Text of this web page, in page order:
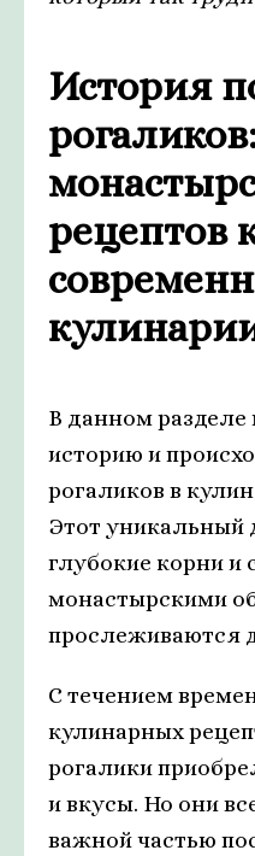
История
рецептов
В данном разделе
историю и
рогаликов в
Этот уникальный
глубокие корни и
монастырскими
прослеживаются
С течением
кулинарных
рогалики
и вкусы. Но они
важной частью